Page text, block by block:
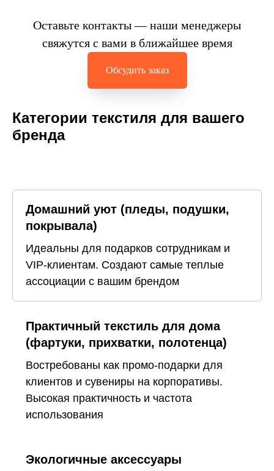
Оставьте контакты — наши менеджеры
свяжутся с вами в ближайшее время
Обсудить заказ
Категории текстиля для вашего
бренда
Домашний уют (пледы, подушки,
покрывала)
Идеальны для подарков сотрудникам и
VIP-клиентам. Создают самые теплые
ассоциации с вашим брендом
Практичный текстиль для дома
(фартуки, прихватки, полотенца)
Востребованы как промо-подарки для
клиентов и сувениры на корпоративы.
Высокая практичность и частота
использования
Экологичные аксессуары